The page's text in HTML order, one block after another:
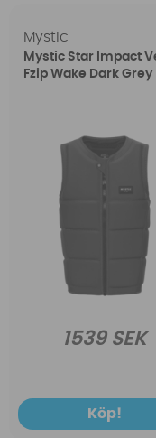
Mystic
Mystic Star Impact
Fzip Wake Dark Grey
1539 SEK
Köp!